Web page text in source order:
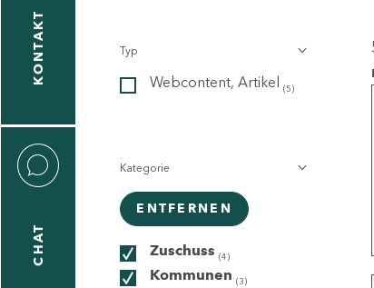
KONTAKT
CHAT
Typ
Webcontent, Artikel (5)
Kategorie
ENTFERNEN
Zuschuss (4)
Kommunen (3)